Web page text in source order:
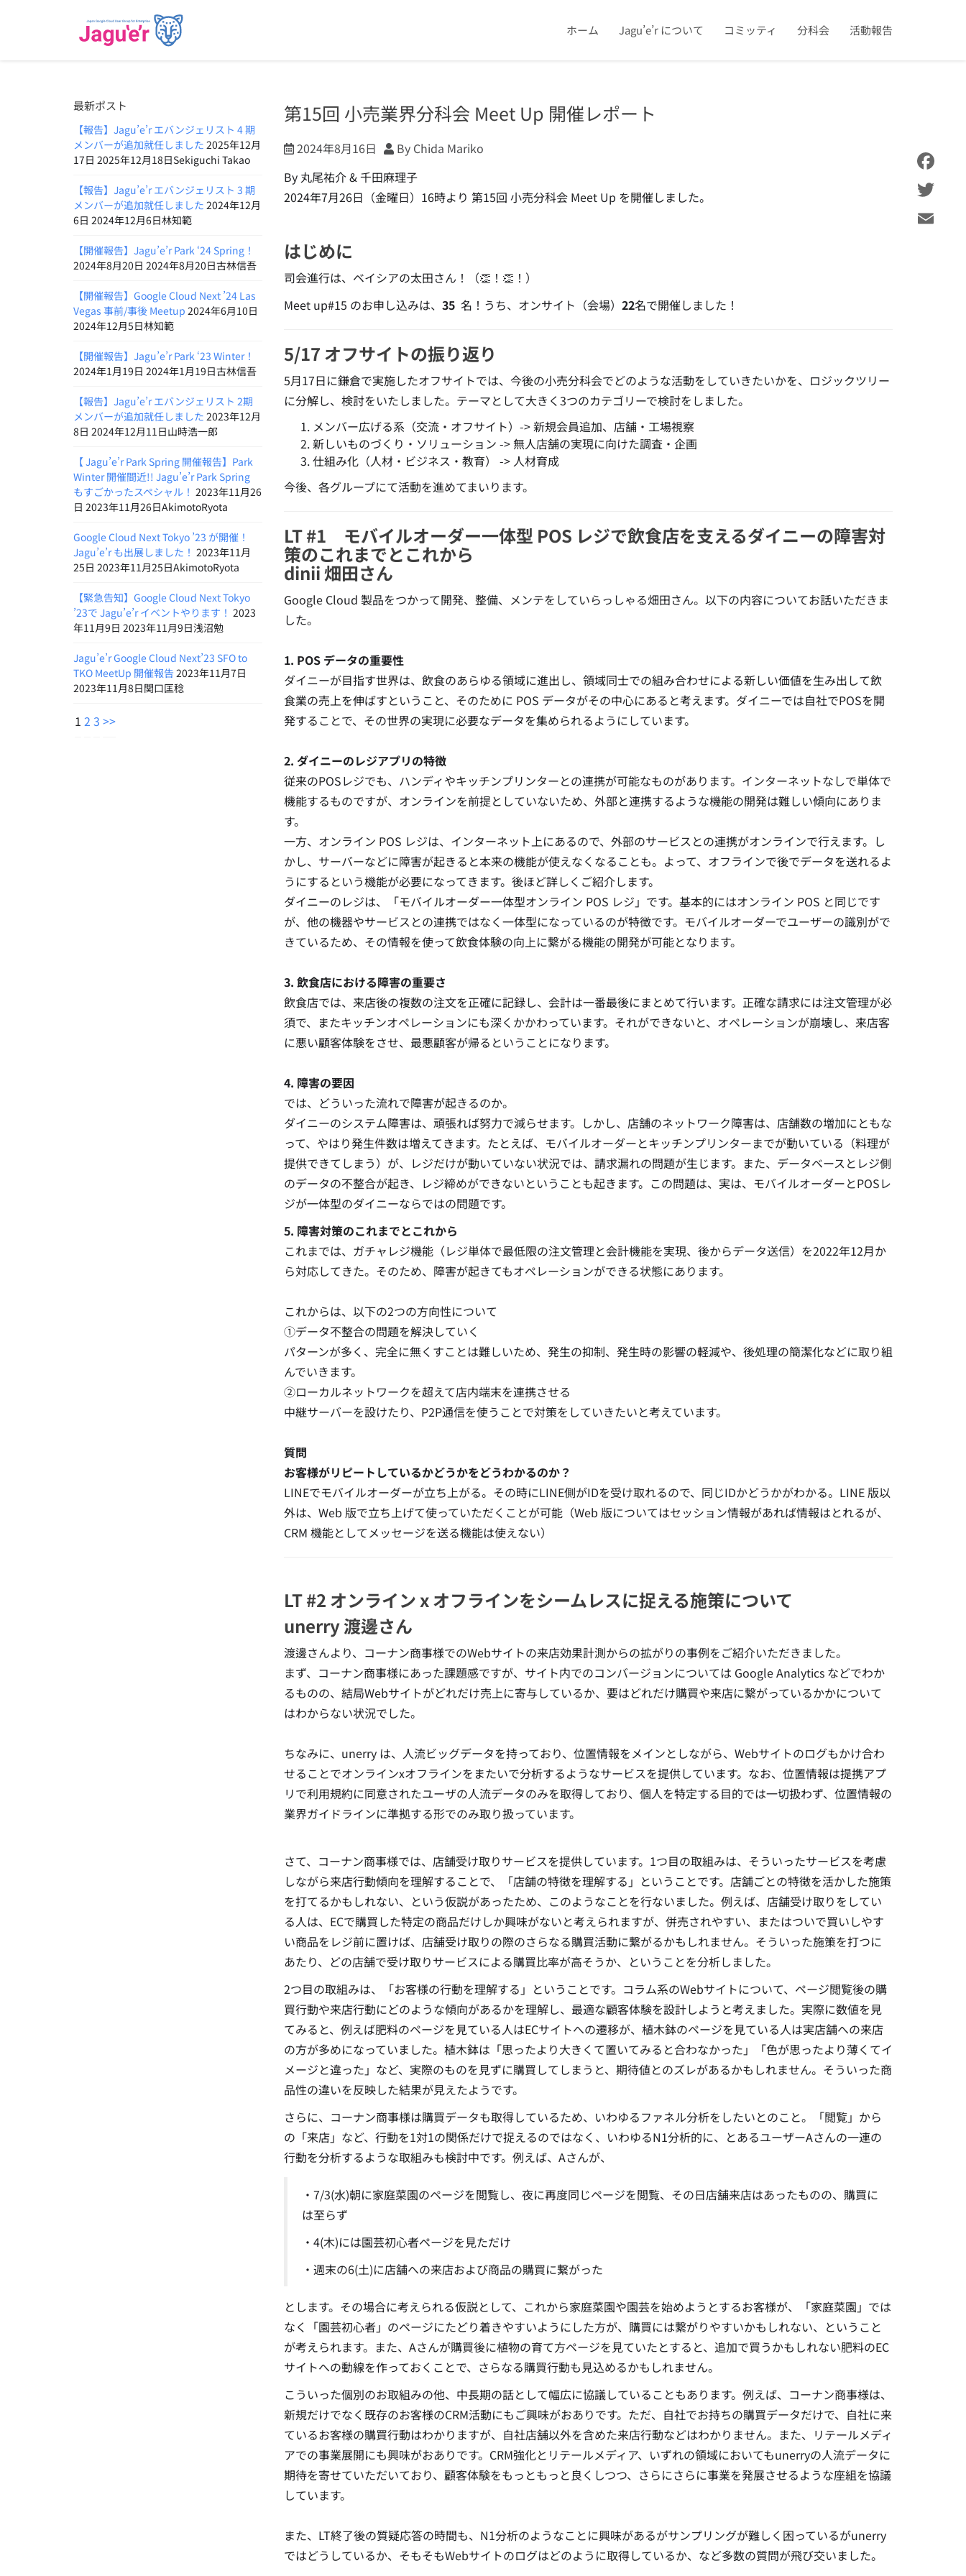
ホーム Jagu’e’r について コミッティ 分科会 活動報告
最新ポスト
【報告】Jagu’e’r エバンジェリスト 4 期
メンバーが追加就任しました 2025年12月
17日 2025年12月18日Sekiguchi Takao
【報告】Jagu’e’r エバンジェリスト 3 期
メンバーが追加就任しました 2024年12月
6日 2024年12月6日林知範
【開催報告】Jagu’e’r Park ‘24 Spring！
2024年8月20日 2024年8月20日古林信吾
【開催報告】Google Cloud Next ’24 Las
Vegas 事前/事後 Meetup 2024年6月10日
2024年12月5日林知範
【開催報告】Jagu’e’r Park ‘23 Winter！
2024年1月19日 2024年1月19日古林信吾
【報告】Jagu’e’r エバンジェリスト 2期
メンバーが追加就任しました 2023年12月
8日 2024年12月11日山時浩一郎
【 Jagu’e’r Park Spring 開催報告】Park
Winter 開催間近!! Jagu’e’r Park Spring
もすごかったスペシャル！ 2023年11月26
日 2023年11月26日AkimotoRyota
Google Cloud Next Tokyo ’23 が開催！
Jagu’e’r も出展しました！ 2023年11月
25日 2023年11月25日AkimotoRyota
【緊急告知】Google Cloud Next Tokyo
’23で Jagu’e’r イベントやります！ 2023
年11月9日 2023年11月9日浅沼勉
Jagu’e’r Google Cloud Next’23 SFO to
TKO MeetUp 開催報告 2023年11月7日
2023年11月8日関口匡稔
1 2 3 >>
第15回 小売業界分科会 Meet Up 開催レポート
2024年8月16日
By Chida Mariko
By 丸尾祐介 & 千田麻理子
2024年7月26日（金曜日）16時より 第15回 小売分科会 Meet Up を開催しました。
はじめに
司会進行は、 ベイシアの太田さん ！（👏！👏！）
Meet up#15 のお申し込みは、 35名！うち、オンサイト（会場） 22名で開催しました！
5/17 オフサイトの振り返り
5月17日に鎌倉で実施したオフサイトでは、今後の小売分科会でどのような活動をしていきたいかを、ロジックツリー
に分解し、検討をいたしました。テーマとして大きく3つのカテゴリーで検討をしました。
メンバー広げる系（交流・オフサイト）-> 新規会員追加、店舗・工場視察
新しいものづくり・ソリューション -> 無人店舗の実現に向けた調査・企画
仕組み化（人材・ビジネス・教育） -> 人材育成
今後、各グループにて活動を進めてまいります。
LT #1 モバイルオーダー一体型 POS レジで飲食店を支えるダイニーの障害対
策のこれまでとこれから
dinii 畑田さん
Google Cloud 製品をつかって開発、整備、メンテをしていらっしゃる畑田さん。以下の内容についてお話いただきま
した。
1. POS データの重要性
ダイニーが目指す世界は、飲食のあらゆる領域に進出し、領域同士での組み合わせによる新しい価値を生み出して飲
食業の売上を伸ばすということ、そのために POS データがその中心にあると考えます。ダイニーでは自社でPOSを開
発することで、その世界の実現に必要なデータを集められるようにしています。
2. ダイニーのレジアプリの特徴
従来のPOSレジでも、ハンディやキッチンプリンターとの連携が可能なものがあります。インターネットなしで単体で
機能するものですが、オンラインを前提としていないため、外部と連携するような機能の開発は難しい傾向にありま
す。
一方、オンライン POS レジは、インターネット上にあるので、外部のサービスとの連携がオンラインで行えます。し
かし、サーバーなどに障害が起きると本来の機能が使えなくなることも。よって、オフラインで後でデータを送れるよ
うにするという機能が必要になってきます。後ほど詳しくご紹介します。
ダイニーのレジは、「モバイルオーダー一体型オンライン POS レジ」です。基本的にはオンライン POS と同じです
が、他の機器やサービスとの連携ではなく一体型になっているのが特徴です。モバイルオーダーでユーザーの識別がで
きているため、その情報を使って飲食体験の向上に繋がる機能の開発が可能となります。
3. 飲食店における障害の重要さ
飲食店では、来店後の複数の注文を正確に記録し、会計は一番最後にまとめて行います。正確な請求には注文管理が必
須で、またキッチンオペレーションにも深くかかわっています。それができないと、オペレーションが崩壊し、来店客
に悪い顧客体験をさせ、最悪顧客が帰るということになります。
4. 障害の要因
では、どういった流れで障害が起きるのか。
ダイニーのシステム障害は、頑張れば努力で減らせます。しかし、店舗のネットワーク障害は、店舗数の増加にともな
って、やはり発生件数は増えてきます。たとえば、モバイルオーダーとキッチンプリンターまでが動いている（料理が
提供できてしまう）が、レジだけが動いていない状況では、請求漏れの問題が生じます。また、データベースとレジ側
のデータの不整合が起き、レジ締めができないということも起きます。この問題は、実は、モバイルオーダーとPOSレ
ジが一体型のダイニーならではの問題です。
5. 障害対策のこれまでとこれから
これまでは、ガチャレジ機能（レジ単体で最低限の注文管理と会計機能を実現、後からデータ送信）を2022年12月か
ら対応してきた。そのため、障害が起きてもオペレーションができる状態にあります。
これからは、以下の2つの方向性について
①データ不整合の問題を解決していく
パターンが多く、完全に無くすことは難しいため、発生の抑制、発生時の影響の軽減や、後処理の簡潔化などに取り組
んでいきます。
②ローカルネットワークを超えて店内端末を連携させる
中継サーバーを設けたり、P2P通信を使うことで対策をしていきたいと考えています。
質問
お客様がリピートしているかどうかをどうわかるのか？
LINEでモバイルオーダーが立ち上がる。その時にLINE側がIDを受け取れるので、同じIDかどうかがわかる。LINE 版以
外は、Web 版で立ち上げて使っていただくことが可能（Web 版についてはセッション情報があれば情報はとれるが、
CRM 機能としてメッセージを送る機能は使えない）
LT #2 オンライン x オフラインをシームレスに捉える施策について
unerry 渡邊さん
渡邊さんより、コーナン商事様でのWebサイトの来店効果計測からの拡がりの事例をご紹介いただきました。
まず、コーナン商事様にあった課題感ですが、 サイト内でのコンバージョンについては Google Analytics などでわか
るものの、結局Webサイトがどれだけ売上に寄与しているか、要はどれだけ購買や来店に繋がっているかかについて
はわからない状況でした。
ちなみに、unerry は、人流ビッグデータを持っており、位置情報をメインとしながら、 Webサイトのログもかけ合わ
せることでオンラインxオフラインをまたいで分析するようなサービスを提供しています。なお、位置情報は提携アプ
リで利用規約に同意されたユーザの人流データのみを取得しており、個人を特定する目的では一切扱わず、位置情報の
業界ガイドラインに準拠する形でのみ取り扱っています。
さて、コーナン商事様では、店舗受け取りサービスを提供しています。1つ目の取組みは、そういったサービスを考慮
しながら来店行動傾向を理解することで、「店舗の特徴を理解する」ということです。店舗ごとの特徴を活かした施策
を打てるかもしれない、という仮説があったため、このようなことを行ないました。例えば、店舗受け取りをしてい
る人は、ECで購買した特定の商品だけしか興味がないと考えられますが、 併売されやすい、またはついで買いしやす
い商品をレジ前に置けば、 店舗受け取りの際のさらなる購買活動に繋がるかもしれません。 そういった施策を打つに
あたり、どの店舗で受け取りサービスによる購買比率が高そうか、ということを分析しました。
2つ目の取組みは、「お客様の行動を理解する」ということです。コラム系のWebサイトについて、ページ閲覧後の購
買行動や来店行動にどのような傾向があるかを理解し、最適な顧客体験を設計しようと考えました。実際に数値を見
てみると、例えば肥料のページを見ている人はECサイトへの遷移が、植木鉢のページを見ている人は実店舗への来店
の方が多めになっていました。植木鉢は「思ったより大きくて置いてみると合わなかった」「色が思ったより薄くてイ
メージと違った」など、実際のものを見ずに購買してしまうと、期待値とのズレがあるかもしれません。そういった商
品性の違いを反映した結果が見えたようです。
さらに、コーナン商事様は購買データも取得しているため、いわゆるファネル分析をしたいとのこと。「閲覧」から
の「来店」など、行動を1対1の関係だけで捉えるのではなく、いわゆるN1分析的に、とあるユーザーAさんの一連の
行動を分析するような取組みも検討中です。例えば、Aさんが、
・7/3(水)朝に家庭菜園のページを閲覧し、夜に再度同じページを閲覧、その日店舗来店はあったものの、購買に
は至らず
・4(木)には園芸初心者ページを見ただけ
・週末の6(土)に店舗への来店および商品の購買に繋がった
とします。その場合に考えられる仮説として、これから家庭菜園や園芸を始めようとするお客様が、「家庭菜園」では
なく「園芸初心者」のページにたどり着きやすいようにした方が、購買には繋がりやすいかもしれない、ということ
が考えられます。また、Aさんが購買後に植物の育て方ページを見ていたとすると、追加で買うかもしれない肥料のEC
サイトへの動線を作っておくことで、さらなる購買行動も見込めるかもしれません。
こういった個別のお取組みの他、中長期の話として幅広に協議していることもあります。例えば、コーナン商事様は、
新規だけでなく既存のお客様のCRM活動にもご興味がおありです。ただ、自社でお持ちの購買データだけで、自社に来
ているお客様の購買行動はわかりますが、自社店舗以外を含めた来店行動などはわかりません。また、リテールメディ
アでの事業展開にも興味がおありです。CRM強化とリテールメディア、いずれの領域においてもunerryの人流データに
期待を寄せていただいており、顧客体験をもっともっと良くしつつ、さらにさらに事業を発展させるような座組を協議
しています。
また、LT終了後の質疑応答の時間も、N1分析のようなことに興味があるがサンプリングが難しく困っているがunerry
ではどうしているか、そもそもWebサイトのログはどのように取得しているか、など多数の質問が飛び交いました。
Facebook
Twitter